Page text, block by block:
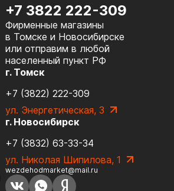
+7 3822 222-309
Фирменные магазины
в Томске и Новосибирске
или отправим в любой
населенный пункт РФ
г. Томск
+7 (3822) 222-309
ул. Энергетическая, 3
г. Новосибирск
+7 (3832) 63-33-34
ул. Николая Шипилова, 1
wezdehodmarket@mail.ru